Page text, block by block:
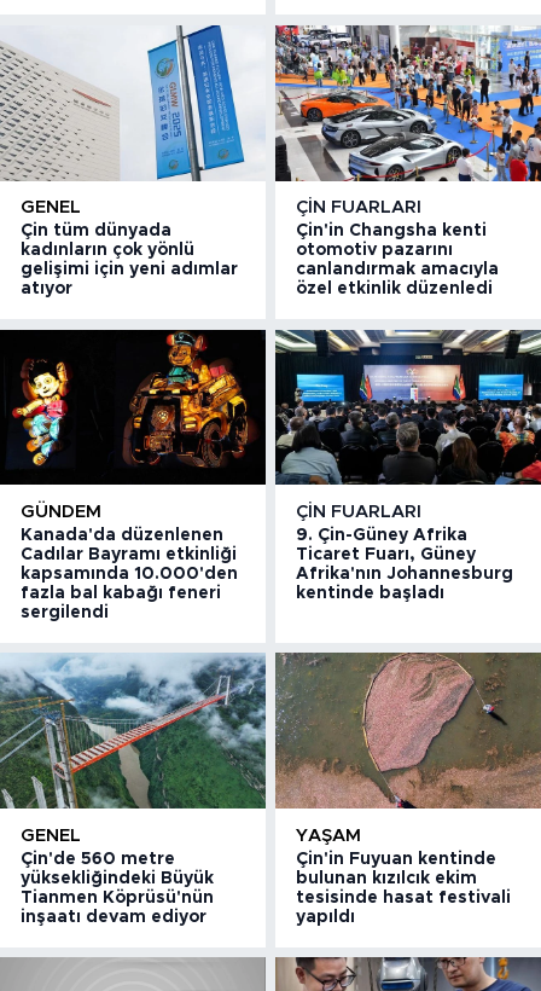
GENEL
Çin tüm dünyada
kadınların çok yönlü
gelişimi için yeni adımlar
atıyor
ÇIN FUARLARI
Çin'in Changsha kenti
otomotiv pazarını
canlandırmak amacıyla
özel etkinlik düzenledi
GÜNDEM
Kanada'da düzenlenen
Cadılar Bayramı etkinliği
kapsamında 10.000'den
fazla bal kabağı feneri
sergilendi
ÇIN FUARLARI
9. Çin-Güney Afrika
Ticaret Fuarı, Güney
Afrika'nın Johannesburg
kentinde başladı
GENEL
Çin'de 560 metre
yüksekliğindeki Büyük
Tianmen Köprüsü'nün
inşaatı devam ediyor
YAŞAM
Çin'in Fuyuan kentinde
bulunan kızılcık ekim
tesisinde hasat festivali
yapıldı